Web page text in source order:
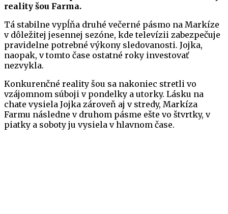
reality šou Farma.
Tá stabilne vypĺňa druhé večerné pásmo na Markíze
v dôležitej jesennej sezóne, kde televízii zabezpečuje
pravidelne potrebné výkony sledovanosti. Jojka,
naopak, v tomto čase ostatné roky investovať
nezvykla.
Konkurenčné reality šou sa nakoniec stretli vo
vzájomnom súboji v pondelky a utorky. Lásku na
chate vysiela Jojka zároveň aj v stredy, Markíza
Farmu následne v druhom pásme ešte vo štvrtky, v
piatky a soboty ju vysiela v hlavnom čase.